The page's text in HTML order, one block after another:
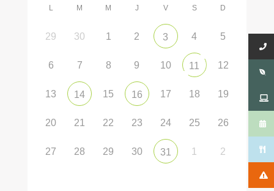
L M M J V S D
29 30 1 2 3 4 5
6 7 8 9 10 11 12
13 14 15 16 17 18 19
20 21 22 23 24 25 26
27 28 29 30 31 1 2